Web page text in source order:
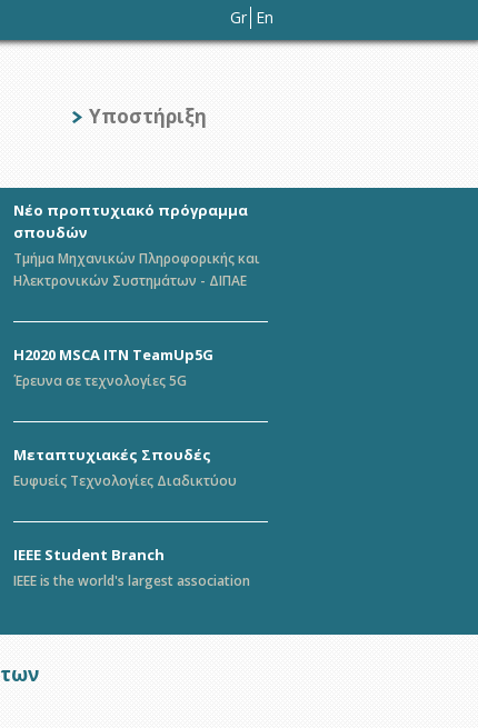
Gr En
Υποστήριξη
Νέο προπτυχιακό πρόγραμμα
σπουδών
Τμήμα Μηχανικών Πληροφορικής και
Ηλεκτρονικών Συστημάτων - ΔΙΠΑΕ
H2020 MSCA ITN TeamUp5G
Έρευνα σε τεχνολογίες 5G
Μεταπτυχιακές Σπουδές
Ευφυείς Τεχνολογίες Διαδικτύου
IEEE Student Branch
IEEE is the world's largest association